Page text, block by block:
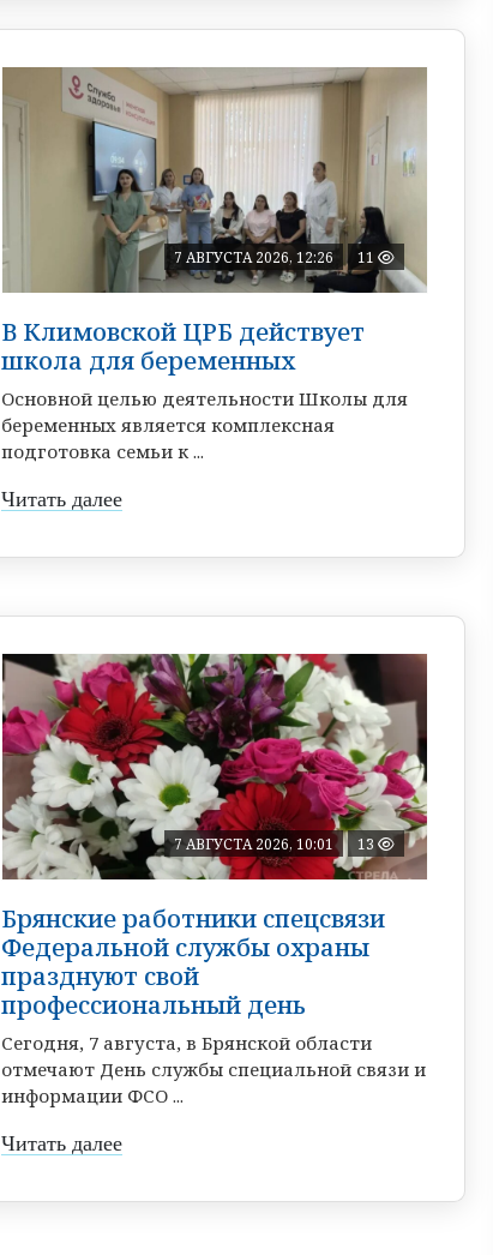
7 АВГУСТА 2026, 12:26 11
В Климовской ЦРБ действует
школа для беременных
Основной целью деятельности Школы для
беременных является комплексная
подготовка семьи к ...
Читать далее
7 АВГУСТА 2026, 10:01 13
Брянские работники спецсвязи
Федеральной службы охраны
празднуют свой
профессиональный день
Сегодня, 7 августа, в Брянской области
отмечают День службы специальной связи и
информации ФСО ...
Читать далее